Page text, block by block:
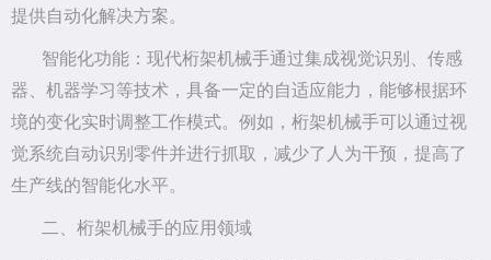
提供自动化解决方案。
智能化功能：现代桁架机械手通过集成视觉识别、传感
器、机器学习等技术，具备一定的自适应能力，能够根据环
境的变化实时调整工作模式。例如，桁架机械手可以通过视
觉系统自动识别零件并进行抓取，减少了人为干预，提高了
生产线的智能化水平。
二、桁架机械手的应用领域